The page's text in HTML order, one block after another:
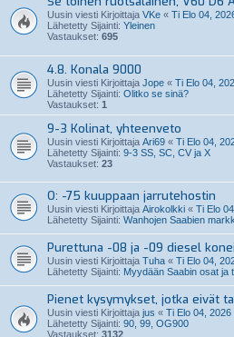
Uusin viesti Kirjoittaja VKe « Ti Elo 04,
Lähetetty Sijainti: Yleinen
Vastaukset: 695
4.8. Konala 9000
Uusin viesti Kirjoittaja Jope « Ti Elo 04,
Lähetetty Sijainti: Olitko se sinä?
Vastaukset: 1
9-3 Kolinat, yhteenveto
Uusin viesti Kirjoittaja Ari69 « Ti Elo 04,
Lähetetty Sijainti: 9-3 SS, SC, CV ja X
Vastaukset: 23
O: -75 kuuppaan jarrutehostin
Uusin viesti Kirjoittaja Airokolkki « Ti Elo
Lähetetty Sijainti: Wanhojen Saabien
Purettuna -08 ja -09 diesel
Uusin viesti Kirjoittaja Tuha « Ti Elo 04,
Lähetetty Sijainti: Myydään Saabin osat ja
Pienet kysymykset, jotka eivät
Uusin viesti Kirjoittaja jus « Ti Elo 04, 2026
Lähetetty Sijainti: 90, 99, OG900
Vastaukset: 3132